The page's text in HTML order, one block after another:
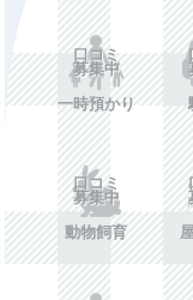
口コミ
募集中
一時預かり
口コミ
募集中
動物飼育